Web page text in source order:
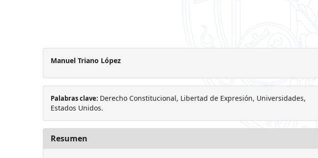
Manuel Triano López
Palabras clave: Derecho Constitucional, Libertad de Expresión, Universidades,
Estados Unidos.
Resumen